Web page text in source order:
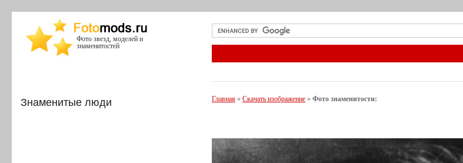
Фото звезд, моделей и
знаменитостей
Знаменитые люди Главная » Скачать изображение » Фото знаменитости: